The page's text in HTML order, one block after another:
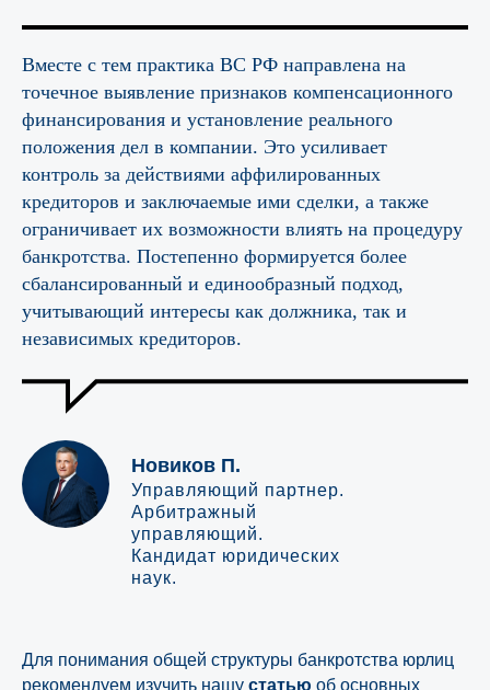
Вместе с тем практика ВС РФ направлена на
точечное выявление признаков компенсационного
финансирования и установление реального
положения дел в компании. Это усиливает
контроль за действиями аффилированных
кредиторов и заключаемые ими сделки, а также
ограничивает их возможности влиять на процедуру
банкротства. Постепенно формируется более
сбалансированный и единообразный подход,
учитывающий интересы как должника, так и
независимых кредиторов.
Новиков П.
Управляющий партнер.
Арбитражный
управляющий.
Кандидат юридических
наук.
Для понимания общей структуры банкротства юрлиц
рекомендуем изучить нашу статью об основных